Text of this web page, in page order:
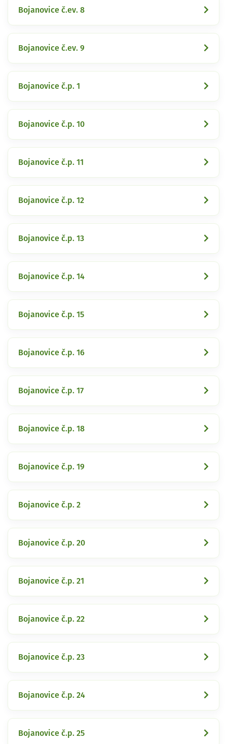
Bojanovice č.ev. 8
Bojanovice č.ev. 9
Bojanovice č.p. 1
Bojanovice č.p. 10
Bojanovice č.p. 11
Bojanovice č.p. 12
Bojanovice č.p. 13
Bojanovice č.p. 14
Bojanovice č.p. 15
Bojanovice č.p. 16
Bojanovice č.p. 17
Bojanovice č.p. 18
Bojanovice č.p. 19
Bojanovice č.p. 2
Bojanovice č.p. 20
Bojanovice č.p. 21
Bojanovice č.p. 22
Bojanovice č.p. 23
Bojanovice č.p. 24
Bojanovice č.p. 25